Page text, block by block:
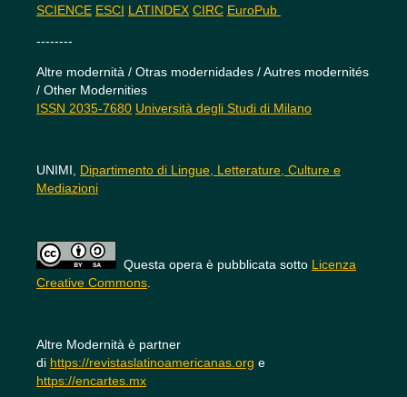
SCIENCE ESCI LATINDEX CIRC EuroPub
--------
Altre modernità / Otras modernidades / Autres modernités
/ Other Modernities
ISSN 2035-7680 Università degli Studi di Milano
UNIMI, Dipartimento di Lingue, Letterature, Culture e
Mediazioni
Questa opera è pubblicata sotto Licenza
Creative Commons.
Altre Modernità è partner
di https://revistaslatinoamericanas.org e
https://encartes.mx